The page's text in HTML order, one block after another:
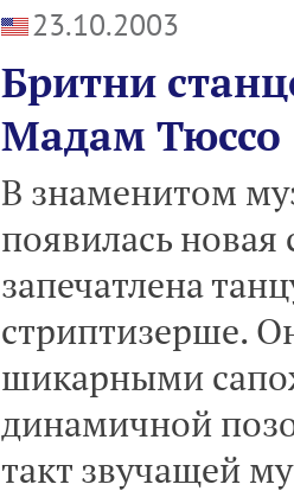
23.10.2003
Бритни
Мадам Тюссо
В знаменитом
появилась
запечатлена
стриптизерше.
шикарными
динамичной
такт звучащей